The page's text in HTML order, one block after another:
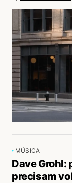
MÚSICA
Dave Grohl:
precisam